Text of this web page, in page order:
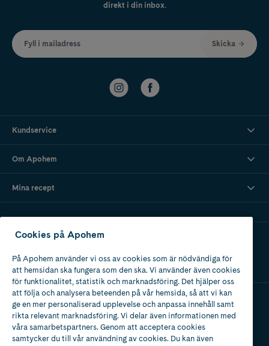
direkt i din inbox.
Fyll i mailadress Skicka
Kundservice
Om Apohem
Mina recept
Ladda ner vår app
Apotek med tillstånd
av Läkemedelsverket
Cookies på Apohem
På Apohem använder vi oss av cookies som är nödvändiga för
att hemsidan ska fungera som den ska. Vi använder även cookies
för funktionalitet, statistik och marknadsföring. Det hjälper oss
att följa och analysera beteenden på vår hemsida, så att vi kan
ge en mer personaliserad upplevelse och anpassa innehåll samt
rikta relevant marknadsföring. Vi delar även informationen med
våra samarbetspartners. Genom att acceptera cookies
samtycker du till vår användning av cookies. Du kan även